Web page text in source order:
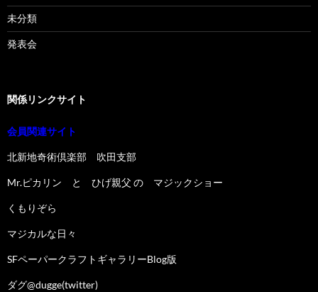
未分類
発表会
関係リンクサイト
会員関連サイト
北新地奇術倶楽部 吹田支部
Mr.ピカリン と ひげ親父 の マジックショー
くもりぞら
マジカルな日々
SFペーパークラフトギャラリーBlog版
ダグ@dugge(twitter)